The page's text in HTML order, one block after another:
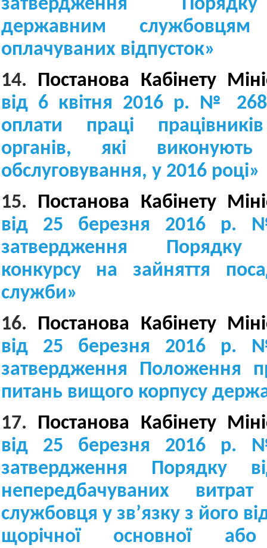
затвердження
державним службовцям
оплачуваних відпусток»
14. Постанова Кабінету
від 6 квітня 2016 р. № 268
оплати праці
органів, які
обслуговування, у 2016 році»
15. Постанова Кабінету
від 25 березня 2016 р.
затвердження Порядку
конкурсу на зайняття
служби»
16. Постанова Кабінету
від 25 березня 2016 р.
затвердження Положення
питань вищого корпусу
17. Постанова Кабінету
від 25 березня 2016 р.
затвердження Порядку
непередбачуваних
службовця у зв’язку з його
щорічної основної або